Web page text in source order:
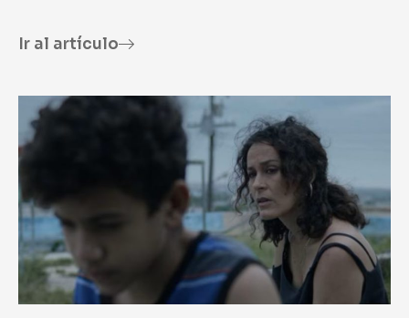
Ir al artículo